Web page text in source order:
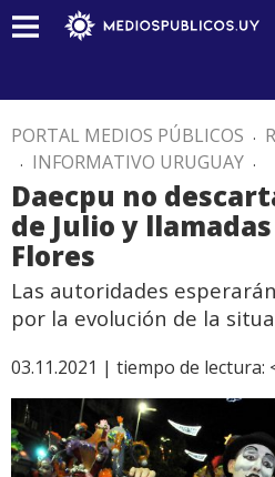
PORTAL MEDIOS PÚBLICOS .
. INFORMATIVO URUGUAY .
Daecpu no
de Julio y
Flores
Las autoridades
por la evolución de la
03.11.2021 | tiempo de lectura: